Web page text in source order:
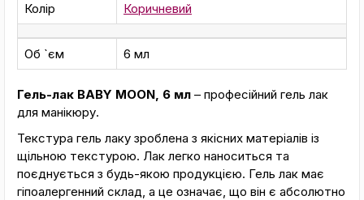
Колір
Коричневий
Об `єм 6 мл
Гель-лак BABY MOON, 6 мл – професійний гель лак
для манікюру.
Текстура гель лаку зроблена з якісних матеріалів із
щільною текстурою. Лак легко наноситься та
поєднується з будь-якою продукцією. Гель лак має
гіпоалергенний склад, а це означає, що він є абсолютно